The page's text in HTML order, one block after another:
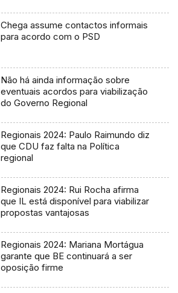
Chega assume contactos informais
para acordo com o PSD
Não há ainda informação sobre
eventuais acordos para viabilização
do Governo Regional
Regionais 2024: Paulo Raimundo diz
que CDU faz falta na Política
regional
Regionais 2024: Rui Rocha afirma
que IL está disponível para viabilizar
propostas vantajosas
Regionais 2024: Mariana Mortágua
garante que BE continuará a ser
oposição firme